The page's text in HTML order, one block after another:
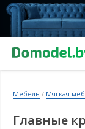
Мебель / Мягкая
Главные